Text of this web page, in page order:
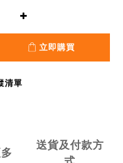
立即購買
清單
送貨及付款方